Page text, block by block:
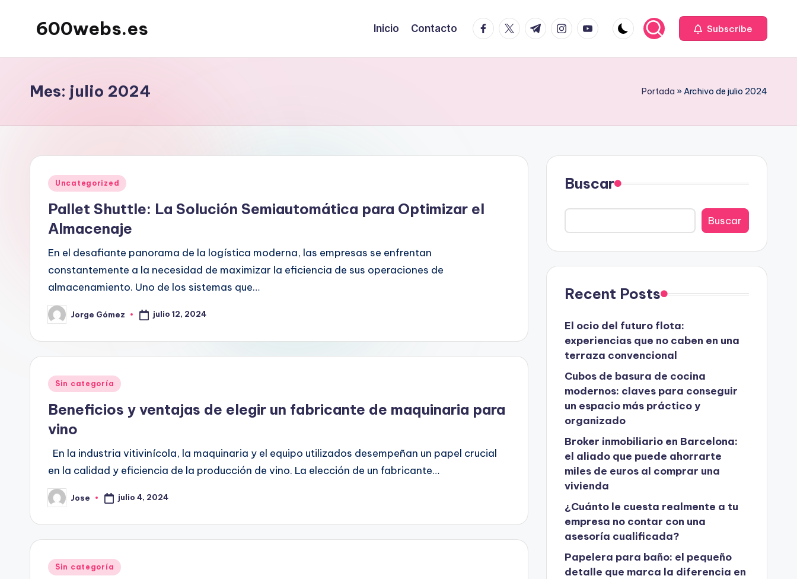
600webs.es Inicio Contacto facebook.com
twitter.com
t.me instagram.com
youtube.com Subscribe
Mes: julio 2024 Portada »Archivo de julio 2024
Publicado
Uncategorized
Pallet Shuttle: La Solución Semiautomática para Optimizar el
Almacenaje
En el desafiante panorama de la logística moderna, las empresas se enfrentan
constantemente a la necesidad de maximizar la eficiencia de sus operaciones de
almacenamiento. Uno de los sistemas que…
Publicado
por
Jorge Gómez julio 12, 2024
Publicado
Sin categoría
Beneficios y ventajas de elegir un fabricante de maquinaria para
vino
En la industria vitivinícola, la maquinaria y el equipo utilizados desempeñan un papel crucial
en la calidad y eficiencia de la producción de vino. La elección de un fabricante…
Publicado
por
Jose julio 4, 2024
Publicado
Sin categoría
Buscar
Buscar
Recent Posts
El ocio del futuro flota:
experiencias que no caben en una
terraza convencional
Cubos de basura de cocina
modernos: claves para conseguir
un espacio más práctico y
organizado
Broker inmobiliario en Barcelona:
el aliado que puede ahorrarte
miles de euros al comprar una
vivienda
¿Cuánto le cuesta realmente a tu
empresa no contar con una
asesoría cualificada?
Papelera para baño: el pequeño
detalle que marca la diferencia en